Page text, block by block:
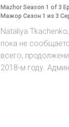
Mazhor Season 1 of 3
Мажор Сезон 1 из 3
Nataliya
пока не
всего,
2018-м году.